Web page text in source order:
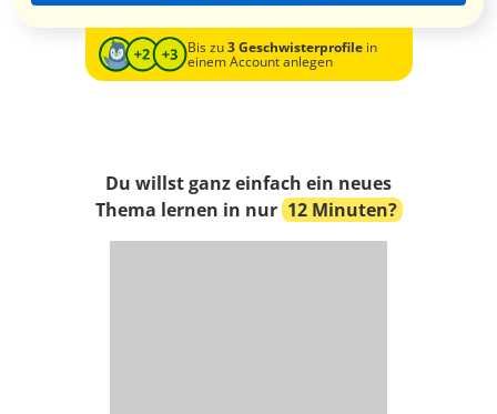
Bis zu3 Geschwisterprofilein
einem Account anlegen
Du willst ganz einfach ein neues
Thema lernen in nur 12 Minuten?